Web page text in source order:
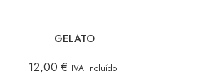
GELATO
12,00 € IVA Incluído